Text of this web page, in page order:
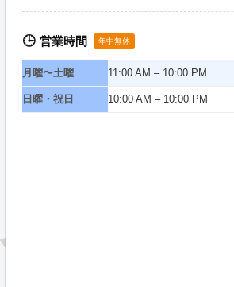
🕒 営業時間 年中無休
月曜〜土曜 11:00 AM – 10:00 PM
日曜・祝日 10:00 AM – 10:00 PM